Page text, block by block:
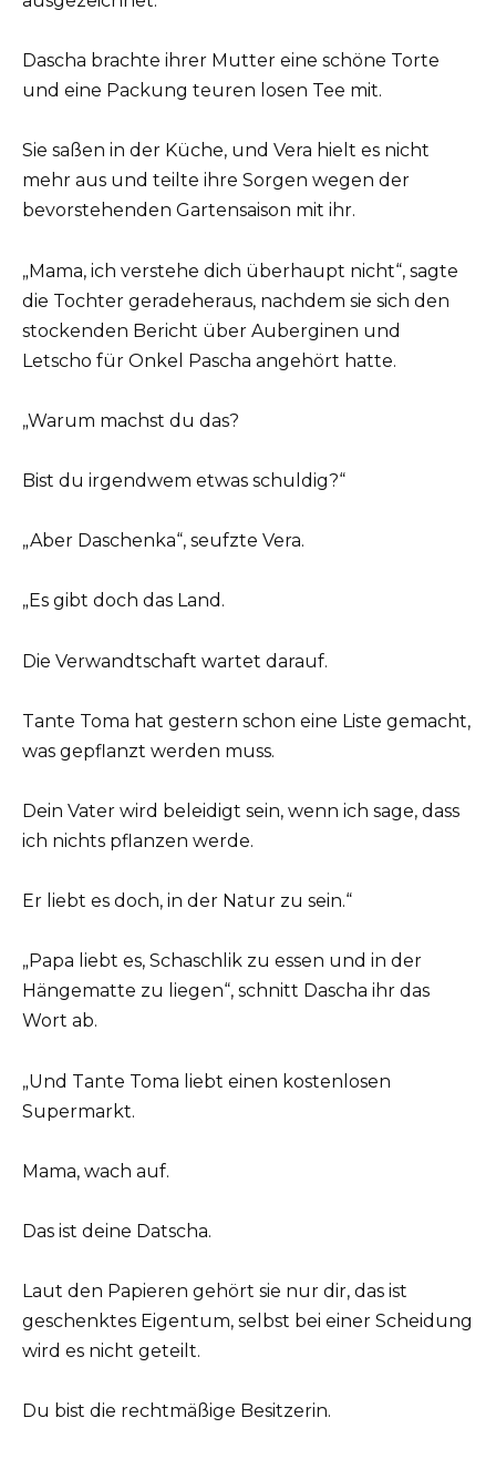
Dascha brachte ihrer Mutter eine schöne Torte
und eine Packung teuren losen Tee mit.
Sie saßen in der Küche, und Vera hielt es nicht
mehr aus und teilte ihre Sorgen wegen der
bevorstehenden Gartensaison mit ihr.
„Mama, ich verstehe dich überhaupt nicht“, sagte
die Tochter geradeheraus, nachdem sie sich den
stockenden Bericht über Auberginen und
Letscho für Onkel Pascha angehört hatte.
„Warum machst du das?
Bist du irgendwem etwas schuldig?“
„Aber Daschenka“, seufzte Vera.
„Es gibt doch das Land.
Die Verwandtschaft wartet darauf.
Tante Toma hat gestern schon eine Liste gemacht,
was gepflanzt werden muss.
Dein Vater wird beleidigt sein, wenn ich sage, dass
ich nichts pflanzen werde.
Er liebt es doch, in der Natur zu sein.“
„Papa liebt es, Schaschlik zu essen und in der
Hängematte zu liegen“, schnitt Dascha ihr das
Wort ab.
„Und Tante Toma liebt einen kostenlosen
Supermarkt.
Mama, wach auf.
Das ist deine Datscha.
Laut den Papieren gehört sie nur dir, das ist
geschenktes Eigentum, selbst bei einer Scheidung
wird es nicht geteilt.
Du bist die rechtmäßige Besitzerin.